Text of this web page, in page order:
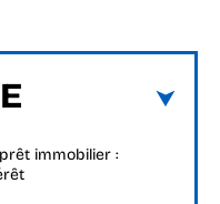
immobilier :